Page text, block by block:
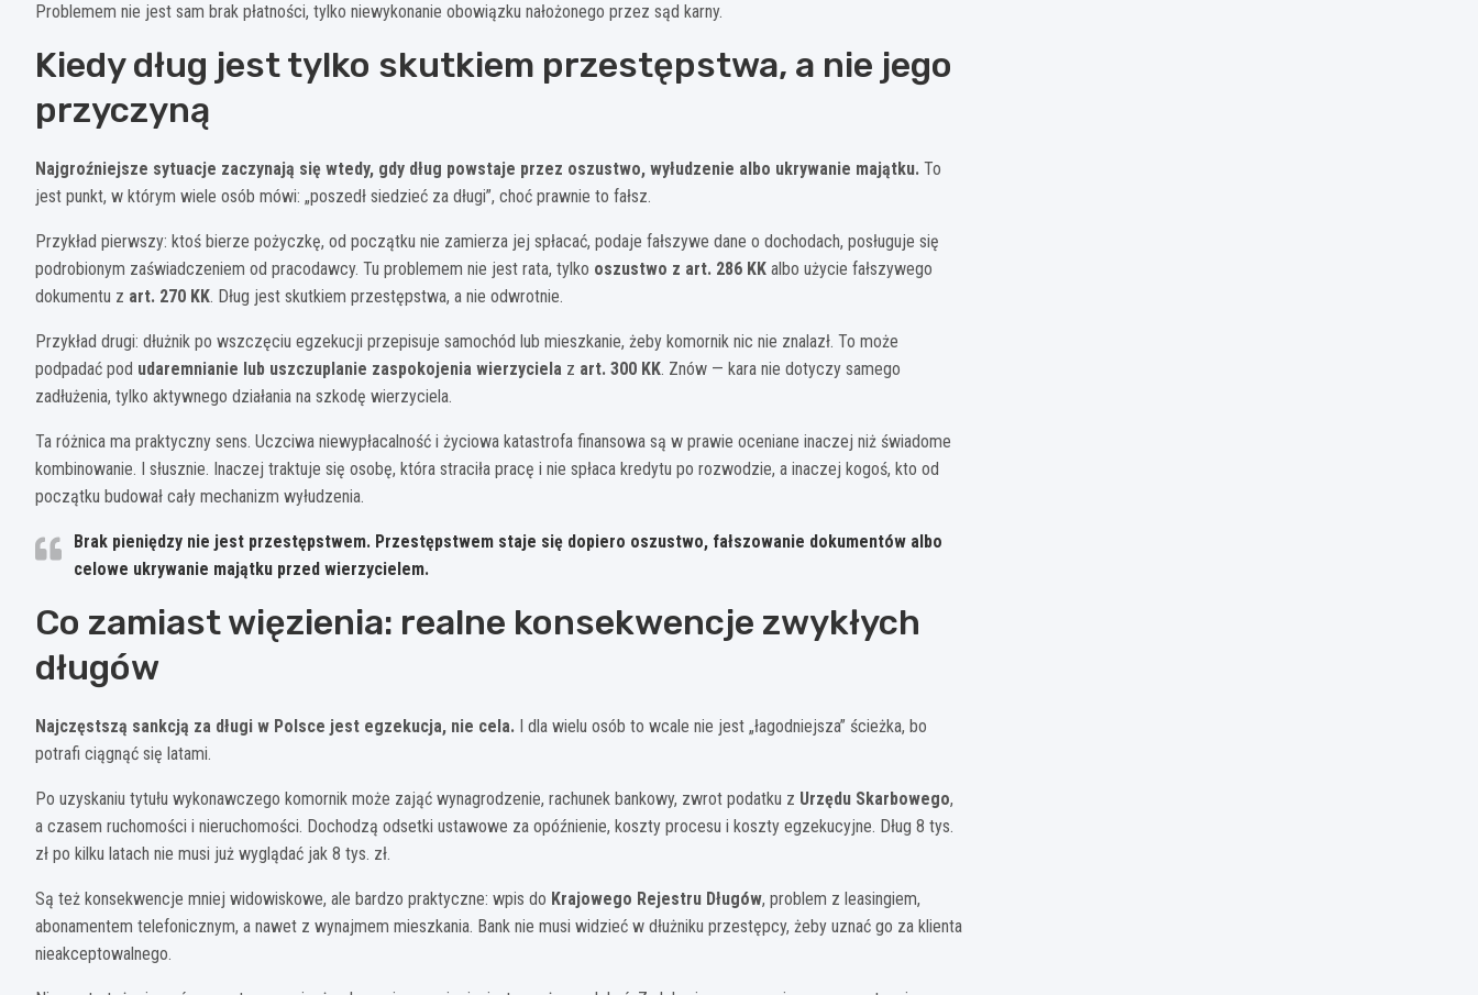
Problemem nie jest sam brak płatności, tylko niewykonanie obowiązku nałożonego przez sąd karny.
Kiedy dług jest tylko skutkiem przestępstwa, a nie jego
przyczyną
Najgroźniejsze sytuacje zaczynają się wtedy, gdy dług powstaje przez oszustwo, wyłudzenie albo ukrywanie majątku. To
jest punkt, w którym wiele osób mówi: „poszedł siedzieć za długi”, choć prawnie to fałsz.
Przykład pierwszy: ktoś bierze pożyczkę, od początku nie zamierza jej spłacać, podaje fałszywe dane o dochodach, posługuje się
podrobionym zaświadczeniem od pracodawcy. Tu problemem nie jest rata, tylko oszustwo z art. 286 KK albo użycie fałszywego
dokumentu z art. 270 KK. Dług jest skutkiem przestępstwa, a nie odwrotnie.
Przykład drugi: dłużnik po wszczęciu egzekucji przepisuje samochód lub mieszkanie, żeby komornik nic nie znalazł. To może
podpadać pod udaremnianie lub uszczuplanie zaspokojenia wierzyciela z art. 300 KK. Znów — kara nie dotyczy samego
zadłużenia, tylko aktywnego działania na szkodę wierzyciela.
Ta różnica ma praktyczny sens. Uczciwa niewypłacalność i życiowa katastrofa finansowa są w prawie oceniane inaczej niż świadome
kombinowanie. I słusznie. Inaczej traktuje się osobę, która straciła pracę i nie spłaca kredytu po rozwodzie, a inaczej kogoś, kto od
początku budował cały mechanizm wyłudzenia.
Brak pieniędzy nie jest przestępstwem. Przestępstwem staje się dopiero oszustwo, fałszowanie dokumentów albo
celowe ukrywanie majątku przed wierzycielem.
Co zamiast więzienia: realne konsekwencje zwykłych
długów
Najczęstszą sankcją za długi w Polsce jest egzekucja, nie cela. I dla wielu osób to wcale nie jest „łagodniejsza” ścieżka, bo
potrafi ciągnąć się latami.
Po uzyskaniu tytułu wykonawczego komornik może zająć wynagrodzenie, rachunek bankowy, zwrot podatku z Urzędu Skarbowego,
a czasem ruchomości i nieruchomości. Dochodzą odsetki ustawowe za opóźnienie, koszty procesu i koszty egzekucyjne. Dług 8 tys.
zł po kilku latach nie musi już wyglądać jak 8 tys. zł.
Są też konsekwencje mniej widowiskowe, ale bardzo praktyczne: wpis do Krajowego Rejestru Długów, problem z leasingiem,
abonamentem telefonicznym, a nawet z wynajmem mieszkania. Bank nie musi widzieć w dłużniku przestępcy, żeby uznać go za klienta
nieakceptowalnego.